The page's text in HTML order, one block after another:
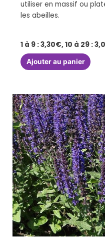
utiliser en massif ou
les abeilles.
1 à 9 : 3,30€, 10 à 29 :
Ajouter au panier